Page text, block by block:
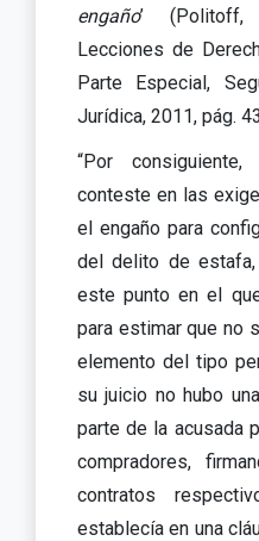
engaño’
Lecciones de
Parte Especial,
Jurídica, 2011, pág.
“Por
conteste en las
el engaño para
del delito de
este punto en el
para estimar que no
elemento del tipo
su juicio no hubo
parte de la acusada
compradores,
contratos
establecía en una